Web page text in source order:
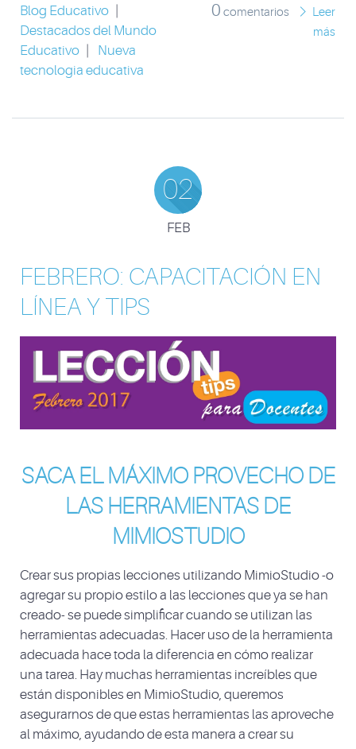
Blog Educativo
Destacados del Mundo
Educativo
Nueva
tecnologia educativa
0 comentarios
Leer
más
02
FEB
FEBRERO: CAPACITACIÓN EN
LÍNEA Y TIPS
SACA EL MÁXIMO PROVECHO DE
LAS HERRAMIENTAS DE
MIMIOSTUDIO
Crear sus propias lecciones utilizando MimioStudio -o
agregar su propio estilo a las lecciones que ya se han
creado- se puede simplificar cuando se utilizan las
herramientas adecuadas. Hacer uso de la herramienta
adecuada hace toda la diferencia en cómo realizar
una tarea. Hay muchas herramientas increíbles que
están disponibles en MimioStudio, queremos
asegurarnos de que estas herramientas las aproveche
al máximo, ayudando de esta manera a crear su